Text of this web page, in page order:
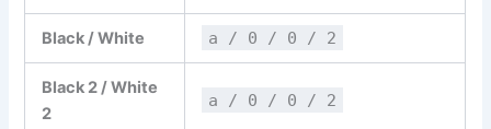
Black / White a / 0 / 0 / 2
Black 2 / White
2
a / 0 / 0 / 2